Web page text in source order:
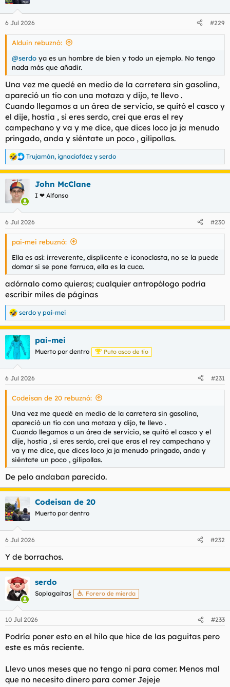
i
e
s
6 Jul 2026 #229
Alduin rebuznó:
@serdo ya es un hombre de bien y todo un ejemplo. No tengo
nada más que añadir.
Una vez me quedé en medio de la carretera sin gasolina,
apareció un tío con una motaza y dijo, te llevo .
Cuando llegamos a un área de servicio, se quitó el casco y
el dije, hostia , si eres serdo, creí que eras el rey
campechano y va y me dice, que dices loco ja ja menudo
pringado, anda y siéntate un poco , gilipollas.
R
e
a
c
c
e
s
Trujamán, ignaciofdez y serdo
John McClane
I ❤ Alfonso
6 Jul 2026 #230
pai-mei rebuznó:
Ella es así: irreverente, displicente e iconoclasta, no se la puede
domar si se pone farruca, ella es la cuca.
adórnalo como quieras; cualquier antropólogo podría
escribir miles de páginas
R
e
a
c
c
i
e
s
serdo y pai-mei
pai-mei
Muerto por dentro Puto asco de tío
6 Jul 2026 #231
Codeisan de 20 rebuznó:
Una vez me quedé en medio de la carretera sin gasolina,
apareció un tío con una motaza y dijo, te llevo .
Cuando llegamos a un área de servicio, se quitó el casco y el
dije, hostia , si eres serdo, creí que eras el rey campechano y
va y me dice, que dices loco ja ja menudo pringado, anda y
siéntate un poco , gilipollas.
De pelo andaban parecido.
Codeisan de 20
Muerto por dentro
6 Jul 2026 #232
Y de borrachos.
serdo
Soplagaitas Forero de mierda
10 Jul 2026 #233
Podría poner esto en el hilo que hice de las paguitas pero
este es más reciente.
Llevo unos meses que no tengo ni para comer. Menos mal
que no necesito dinero para comer Jejeje